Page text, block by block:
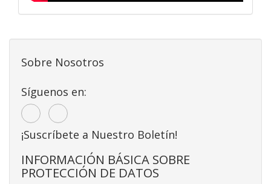
Sobre Nosotros
Síguenos en:
¡Suscríbete a Nuestro Boletín!
INFORMACIÓN BÁSICA SOBRE
PROTECCIÓN DE DATOS